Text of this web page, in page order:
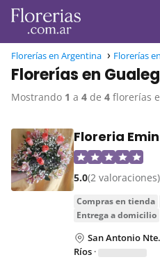
Florerías en Argentina Florerías
Florerías en
Mostrando 1 a 4 de 4 florerías
Floreria
5.0(2 valoraciones)
compras en tienda
entrega a domicilio
San Antonio
Ríos ·